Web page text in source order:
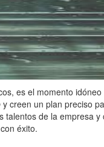
es el momento
y creen un plan preciso
de la empresa
éxito.